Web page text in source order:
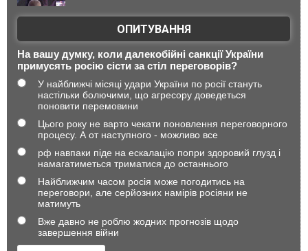
ОПИТУВАННЯ
На вашу думку, коли далекобійні санкції України
примусять росію сісти за стіл переговорів?
У найближчі місяці удари України по росії стануть
настільки болючими, що агресору доведеться
поновити перемовини
Цього року не варто чекати поновлення переговорного
процесу. А от наступного - можливо все
рф навпаки піде на ескалацію попри здоровий глузд і
намагатиметься триматися до останнього
Найближчим часом росія може погодитись на
переговори, але серйозних намірів росіяни не
матимуть
Вже давно не роблю жодних прогнозів щодо
завершення війни